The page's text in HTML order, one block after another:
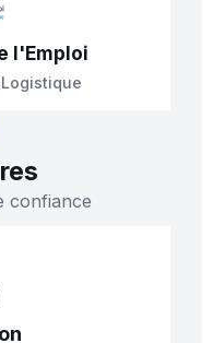
l'Emploi
confiance